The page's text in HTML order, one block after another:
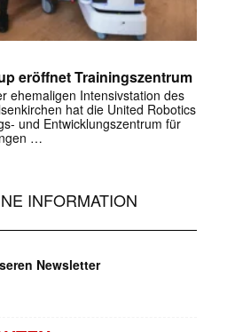
eröffnet Trainingszentrum
ehemaligen Intensivstation des
hat die United Robotics
und Entwicklungszentrum für
…
INFORMATION
Newsletter